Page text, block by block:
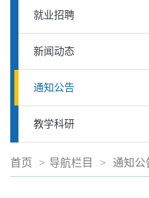
就业招聘
新闻动态
通知公告
教学科研
首页 > 导航栏目 > 通知公